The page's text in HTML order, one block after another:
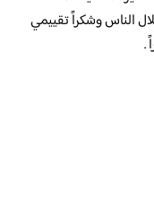
الناس وشكراً تقييمي
.